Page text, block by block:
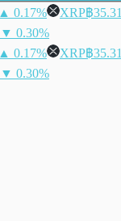
▲ 0.17% XRP฿35.31
▼ 0.30%
▲ 0.17% XRP฿35.31
▼ 0.30%